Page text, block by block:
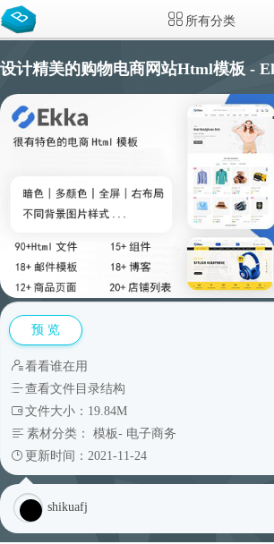
所有分类
设计精美的购物电商网站Html模板 -
预 览
看看谁在用
查看文件目录结构
文件大小：19.84M
素材分类： 模板- 电子商务
更新时间：2021-11-24
shikuafj